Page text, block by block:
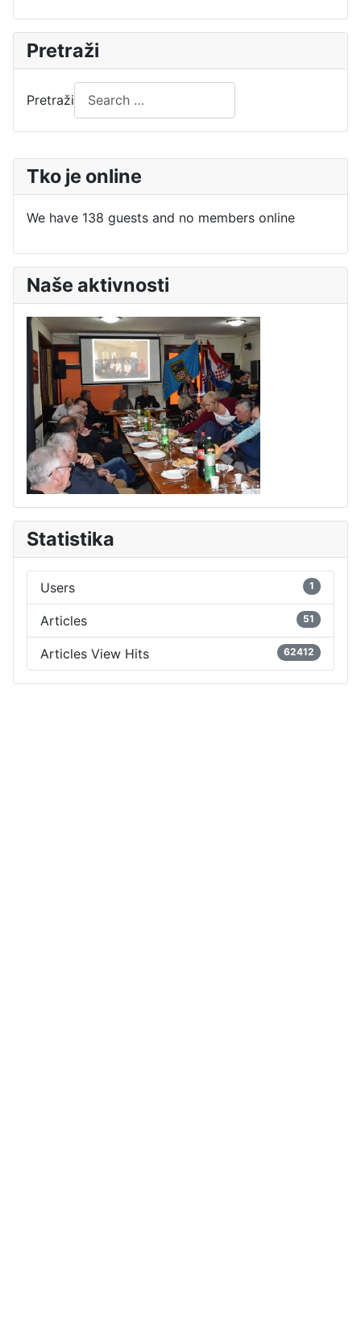
Tko je online
We have 138 guests and no members online
Naše aktivnosti
Statistika
Users 1
Articles 51
Articles View Hits 62412
Pretraži
Pretraži